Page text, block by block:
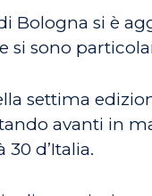
Bologna si è
si sono
settima
avanti in
d’Italia.